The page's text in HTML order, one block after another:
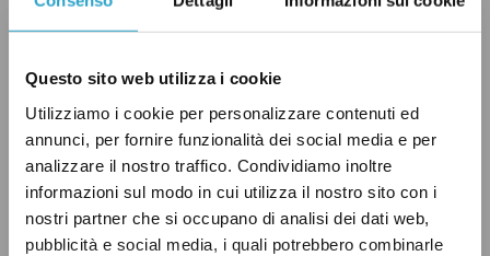
Questo sito web utilizza i cookie
Utilizziamo i cookie per personalizzare contenuti ed
annunci, per fornire funzionalità dei social media e per
analizzare il nostro traffico. Condividiamo inoltre
informazioni sul modo in cui utilizza il nostro sito con i
nostri partner che si occupano di analisi dei dati web,
pubblicità e social media, i quali potrebbero combinarle
Cossiga, Giovanni Malagodi, Giovanni
Nicola Mancino, Marcello Pera, Franco Marini,
Renato Schifani, Pietro Grasso e l’attuale
Ignazio La Russa .
Tra questi, due sono stati poi eletti presidenti
della Repubblica: Enrico De Nicola, il primo a